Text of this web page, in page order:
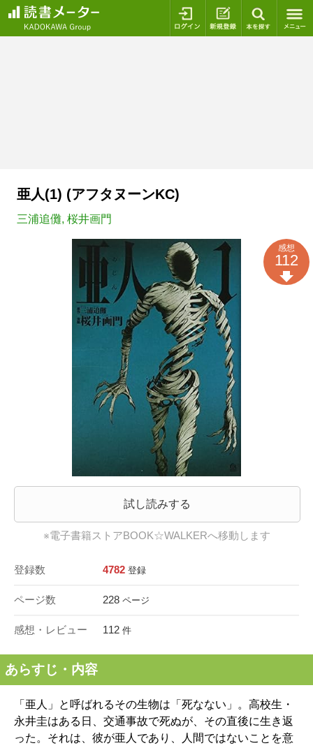
ログイン 新規登録
亜人(1) (アフタヌーンKC)
三浦追儺, 桜井画門
試し読みする
※電子書籍ストアBOOK☆WALKERへ移動します
登録数 4782 登録
ページ数 228 ページ
感想・レビュー 112 件
感想
112
あらすじ・内容
「亜人」と呼ばれるその生物は「死なない」。高校生・
永井圭はある日、交通事故で死ぬが、その直後に生き返
った。それは、彼が亜人であり、人間ではないことを意